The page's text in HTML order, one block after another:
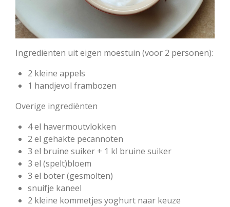
Ingrediënten uit eigen moestuin (voor 2 personen):
2 kleine appels
1 handjevol frambozen
Overige ingrediënten
4 el havermoutvlokken
2 el gehakte pecannoten
3 el bruine suiker + 1 kl bruine suiker
3 el (spelt)bloem
3 el boter (gesmolten)
snuifje kaneel
2 kleine kommetjes yoghurt naar keuze